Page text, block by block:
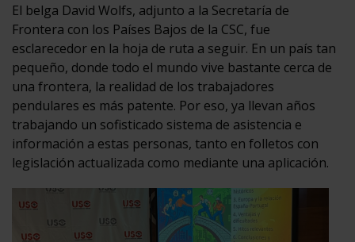
El belga David Wolfs, adjunto a la Secretaría de
Frontera con los Países Bajos de la CSC, fue
esclarecedor en la hoja de ruta a seguir. En un país tan
pequeño, donde todo el mundo vive bastante cerca de
una frontera, la realidad de los trabajadores
pendulares es más patente. Por eso, ya llevan años
trabajando un sofisticado sistema de asistencia e
información a estas personas, tanto en folletos con
legislación actualizada como mediante una aplicación.